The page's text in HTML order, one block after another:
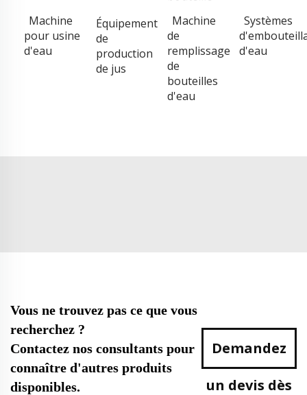
Machine
pour usine
d'eau
Équipement
de
production
de jus
Machine
de
remplissage
de
bouteilles
d'eau
Systèmes
d'eau
Vous ne trouvez pas ce que vous
recherchez ?
Contactez nos consultants pour
connaître d'autres produits
disponibles.
Demandez
un devis dès